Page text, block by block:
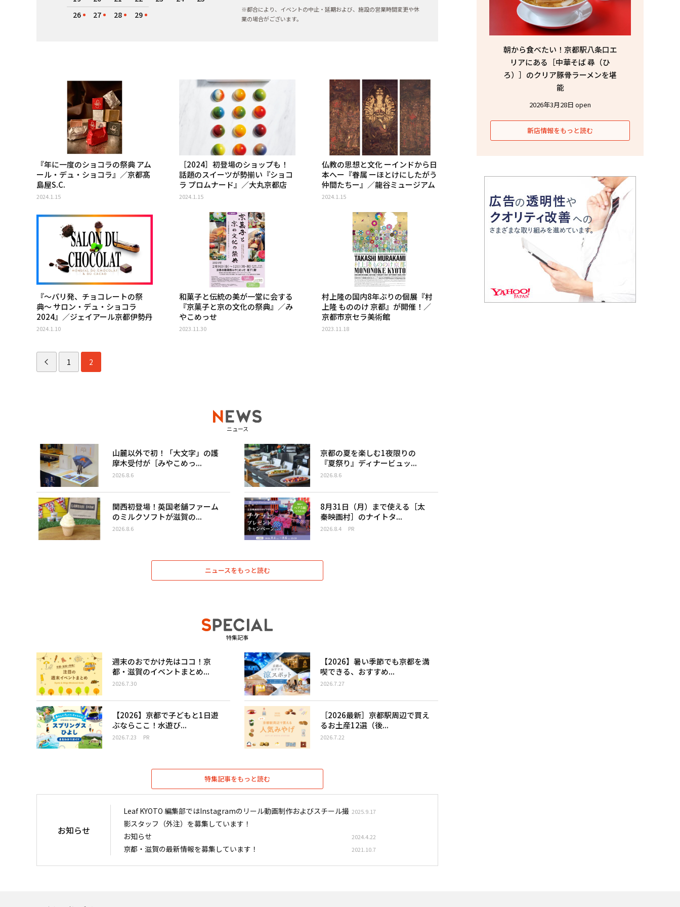
26
27 28 29
※都合により、イベントの中止・延期および、施設の営業時間変更や休
業の場合がございます。
『年に一度のショコラの祭典 アム
ール・デュ・ショコラ』／京都髙
島屋S.C.
2024.1.15
［2024］初登場のショップも！
話題のスイーツが勢揃い『ショコ
ラ プロムナード』／大丸京都店
2024.1.15
仏教の思想と文化 ーインドから日
本へー『眷属 ーほとけにしたがう
仲間たちー』／龍谷ミュージアム
2024.1.15
『〜パリ発、チョコレートの祭
典〜 サロン・デュ・ショコラ
2024』／ジェイアール京都伊勢丹
2024.1.10
和菓子と伝統の美が一堂に会する
『京菓子と京の文化の祭典』／み
やこめっせ
2023.11.30
村上隆の国内8年ぶりの個展『村
上隆 もののけ 京都』が開催！／
京都市京セラ美術館
2023.11.18
1 2
ニュース
山麓以外で初！「大文字」の護
摩木受付が［みやこめっ...
2026.8.6
京都の夏を楽しむ1夜限りの
『夏祭り』ディナービュッ...
2026.8.6
関西初登場！英国老舗ファーム
のミルクソフトが滋賀の...
2026.8.6
8月31日（月）まで使える［太
秦映画村］のナイトタ...
2026.8.4 PR
ニュースをもっと読む
特集記事
週末のおでかけ先はココ！京
都・滋賀のイベントまとめ...
2026.7.30
【2026】暑い季節でも京都を満
喫できる、おすすめ...
2026.7.27
【2026】京都で子どもと1日遊
ぶならここ！水遊び...
2026.7.23 PR
［2026最新］京都駅周辺で買え
るお土産12選（後...
2026.7.22
特集記事をもっと読む
朝から食べたい！京都駅八条口エ
リアにある［中華そば 尋（ひ
ろ）］のクリア豚骨ラーメンを堪
能
2026年3月28日 open
新店情報をもっと読む
お知らせ
Leaf KYOTO 編集部ではInstagramのリール動画制作およびスチール撮
影スタッフ（外注）を募集しています！
2025.9.17
お知らせ 2024.4.22
京都・滋賀の最新情報を募集しています！ 2021.10.7